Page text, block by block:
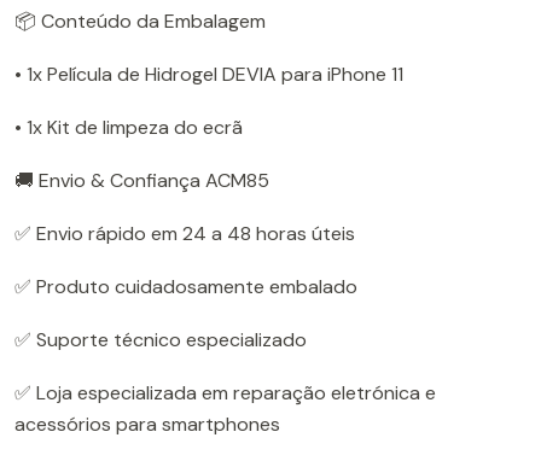
📦 Conteúdo da Embalagem
• 1x Película de Hidrogel DEVIA para iPhone 11
• 1x Kit de limpeza do ecrã
🚚 Envio & Confiança ACM85
✅ Envio rápido em 24 a 48 horas úteis
✅ Produto cuidadosamente embalado
✅ Suporte técnico especializado
✅ Loja especializada em reparação eletrónica e
acessórios para smartphones